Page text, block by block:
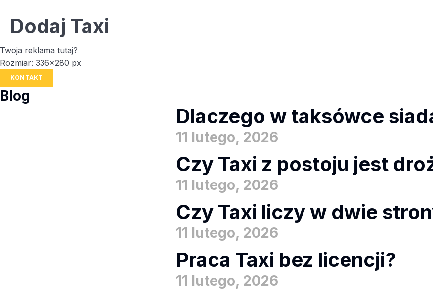
Dodaj Taxi
Twoja reklama tutaj?
Rozmiar: 336x280 px
KONTAKT
Blog
Dlaczego w taksówce
11 lutego, 2026
Czy Taxi z postoju jest
11 lutego, 2026
Czy Taxi liczy w dwie
11 lutego, 2026
Praca Taxi bez licencji?
11 lutego, 2026